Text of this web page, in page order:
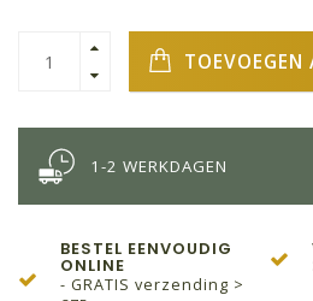
TOEVOEGEN
1-2 WERKDAGEN
BESTEL EENVOUDIG
ONLINE
- GRATIS verzending >